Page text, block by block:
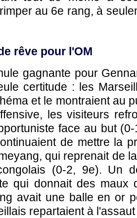
au 6e rang, à
rêve pour l'OM
gagnante pour
certitude : les
et le montraient au
les visiteurs
face au but
de mettre la
qui reprenait de
(0-2, 9e). Un
qui donnait des maux
avait une balle en or
repartaient à